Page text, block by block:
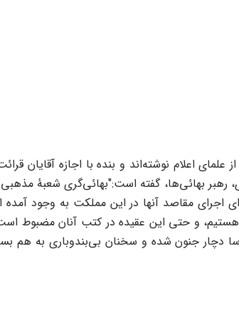
اعلام نوشته‌اند و بنده با اجازه آقایان
رهبر بهائی‌ها، گفته است:"بهائی‌گری شعبۀ
اجرای مقاصد آنها در این مملکت به وجود
هستیم، و حتی این عقیده در کتب آنان مضبوط
دچار جنون شده و سخنان بی‌بندوباری به هم